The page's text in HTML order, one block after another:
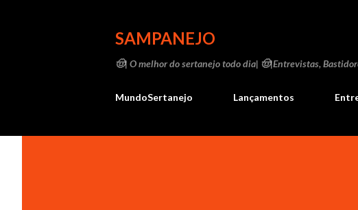
SAMPANEJO
🤠| O melhor do sertanejo todo dia| 🤠|Entrevistas,
MundoSertanejo Lançamentos